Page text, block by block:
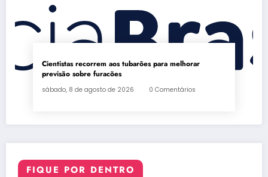
Cientistas recorrem aos tubarões para melhorar
previsão sobre furacões
sábado, 8 de agosto de 2026 0 Comentários
FIQUE POR DENTRO